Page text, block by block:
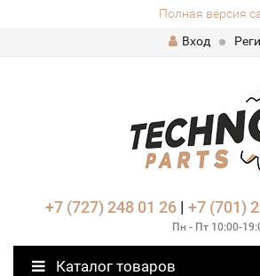
Полная версия
Вход
+7 (727) 248 01 26| +7 (701)
Пн - Пт 10:00-
Каталог товаров